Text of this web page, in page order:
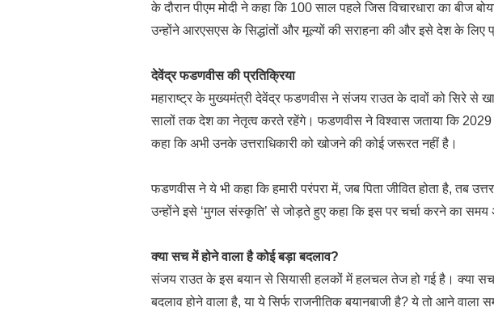
के दौरान पीएम मोदी ने कहा कि 100 साल पहले जिस विचारधारा का बीज
उन्होंने आरएसएस के सिद्धांतों और मूल्यों की सराहना की और इसे देश के लिए
देवेंद्र फडणवीस की प्रतिक्रिया
महाराष्ट्र के मुख्यमंत्री देवेंद्र फडणवीस ने संजय राउत के दावों को सिरे से
सालों तक देश का नेतृत्व करते रहेंगे। फडणवीस ने विश्वास जताया कि 2029
कहा कि अभी उनके उत्तराधिकारी को खोजने की कोई जरूरत नहीं है।
फडणवीस ने ये भी कहा कि हमारी परंपरा में, जब पिता जीवित होता है, तब
उन्होंने इसे ‘मुगल संस्कृति’ से जोड़ते हुए कहा कि इस पर चर्चा करने का समय
क्या सच में होने वाला है कोई बड़ा बदलाव?
संजय राउत के इस बयान से सियासी हलकों में हलचल तेज हो गई है। क्या
बदलाव होने वाला है, या ये सिर्फ राजनीतिक बयानबाजी है? ये तो आने वाला